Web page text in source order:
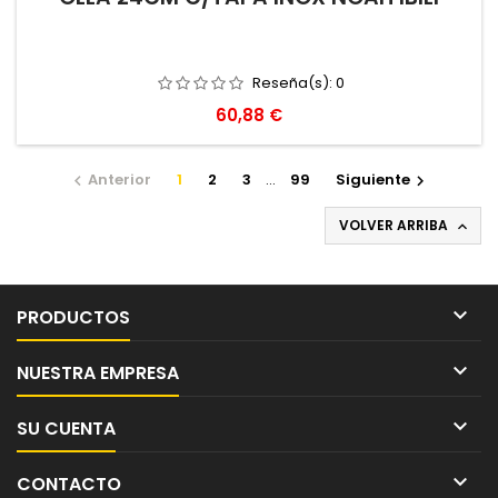
Reseña(s): 0
Precio
60,88 €
 Anterior 1 2 3 … 99 Siguiente 
VOLVER ARRIBA 
PRODUCTOS 
NUESTRA EMPRESA 
SU CUENTA 
CONTACTO 